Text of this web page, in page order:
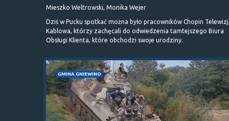
Mieszko Weltrowski, Monika Wejer
Dziś w Pucku spotkać można było pracowników Chopin
Kablowa, którzy zachęcali do odwiedzenia tamtejszego Biura
Obsługi Klienta, które obchodzi swoje urodziny.
GMINA GNIEWINO